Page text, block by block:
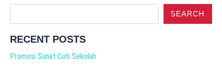
SEARCH
RECENT POSTS
Promosi Sunat Cuti Sekolah